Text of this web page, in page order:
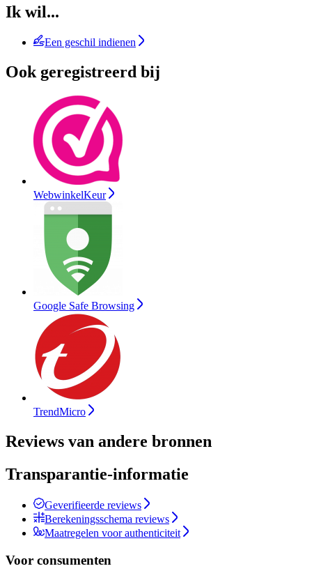
Ik wil...
Een geschil indienen
Ook geregistreerd bij
WebwinkelKeur
Google Safe Browsing
TrendMicro
Reviews van andere bronnen
Transparantie-informatie
Geverifieerde reviews
Berekeningsschema reviews
Maatregelen voor authenticiteit
Voor consumenten